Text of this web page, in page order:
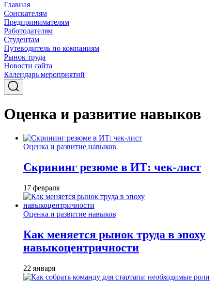
Главная
Соискателям
Предпринимателям
Работодателям
Студентам
Путеводитель по компаниям
Рынок труда
Новости сайта
Календарь мероприятий
Оценка и развитие навыков
Оценка и развитие навыков
Скрининг резюме в ИТ: чек-лист
17 февраля
Оценка и развитие навыков
Как меняется рынок труда в эпоху
навыкоцентричности
22 января